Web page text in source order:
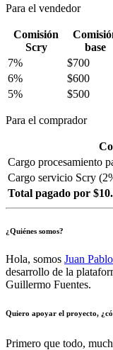
Para el vendedor
Comisión
Scry
base
7%
$700
6%
$600
5%
$500
Para el comprador
Cargo procesamiento
Cargo servicio Scry
Total pagado por
¿Quiénes somos?
Hola, somos Juan
desarrollo de la
Guillermo Fuentes.
Quiero apoyar el proyecto,
Primero que todo,